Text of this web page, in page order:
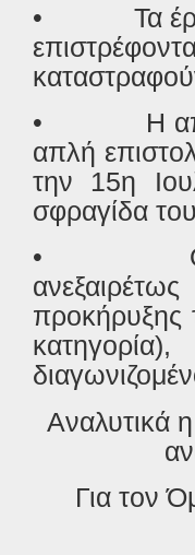
•
Τα
•
Η
απλή
την 15η
σφραγίδα
•
προκήρυξης
Αναλυτικά
Για τον